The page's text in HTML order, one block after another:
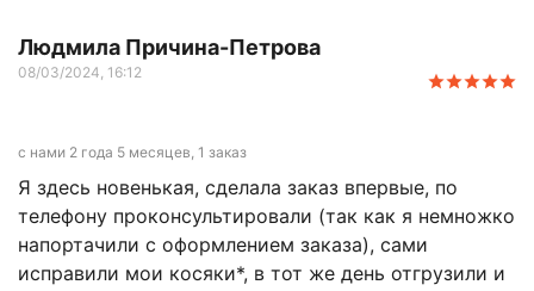
Людмила Причина-Петрова
08/03/2024, 16:12
с нами 2 года 5 месяцев, 1 заказ
Я здесь новенькая, сделала заказ впервые, по
телефону проконсультировали (так как я немножко
напортачили с оформлением заказа), сами
исправили мои косяки*, в тот же день отгрузили и